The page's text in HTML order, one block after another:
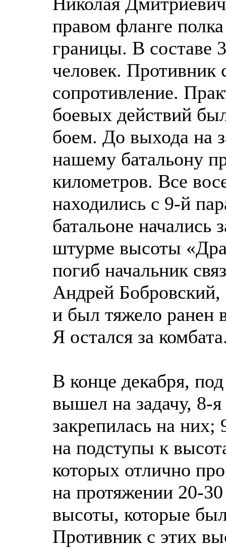
правом фланге
границы. В составе
человек. Противник
сопротивление.
боевых действий
боем. До выхода на
нашему батальону
километров. Все
находились с 9-й
батальоне начались
штурме высоты
погиб начальник
Андрей Бобровский,
и был тяжело ранен
Я остался за
В конце декабря,
вышел на задачу, 8-
закрепилась на
на подступы к
которых отлично
на протяжении 20-
высоты, которые
Противник с этих